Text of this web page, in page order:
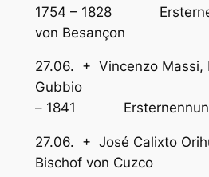
1754 – 1828
von Besançon
27.06. + Vincenzo Massi,
Gubbio
– 1841
27.06. + José Calixto
Bischof von